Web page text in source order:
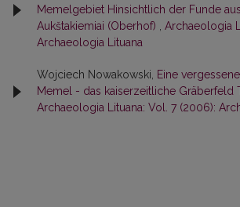
Memelgebiet Hinsichtlich der Funde
Aukštakiemiai (Oberhof)
Archaeologia
Archaeologia Lituana
Wojciech Nowakowski,
Eine
Memel - das kaiserzeitliche Gräberfeld
Archaeologia Lituana: Vol. 7 (2006):